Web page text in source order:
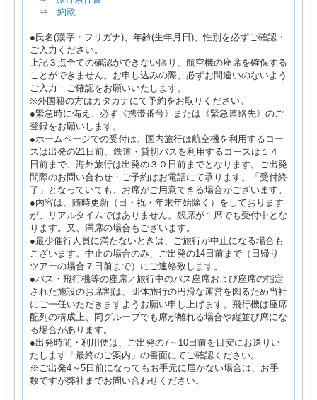
⇒ 約款
●氏名(漢字・フリガナ)、年齢(生年月日)、性別を必ずご確認・
ご入力ください。
上記３点全ての確認ができない限り、航空機の座席を確保する
ことができません。お申し込みの際、必ずお間違いのないよう
ご入力・ご確認をお願いいたします。
※外国籍の方はカタカナにて予約をお取りください。
●緊急時に備え、必ず《携帯番号》または《緊急連絡先》のご
登録をお願いします。
●ホームページでの受付は、国内旅行は航空機を利用するコー
スは出発の21日前、鉄道・貸切バスを利用するコースは１４
日前まで、海外旅行は出発の３０日前までとなります。ご出発
間際のお問い合わせ・ご予約はお電話にて承ります。「受付終
了」となっていても、お席がご用意できる場合がございます。
●内容は、随時更新（日・祝・年末年始除く）をしております
が、リアルタイムではありません。残席が１席でも受付中とな
ります。又、満席の場合もございます。
●最少催行人員に満たないときは、ご旅行が中止になる場合も
ございます。中止の場合のみ、ご出発の14日前まで（日帰り
ツアーの場合７日前まで）にご連絡致します。
●バス・飛行機等の座席／旅行中のバス座席および座席の指定
された施設のお席割は、団体旅行の円滑な運営を図るため当社
にご一任いただきますようお願い申し上げます。飛行機は座席
配列の構成上、同グループでも席が離れる場合や縦並び席にな
る場合があります。
●出発時間・利用便は、ご出発の7～10日前を目安にお送りい
たします「最終のご案内」の書面にてご確認ください。
※ご出発4～5日前になってもお手元に届かない場合は、お手
数ですが弊社までお問い合わせください。